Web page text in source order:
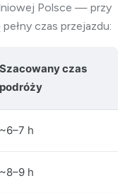
Polsce — przy
czas przejazdu:
Szacowany czas
podróży
~6–7 h
~8–9 h